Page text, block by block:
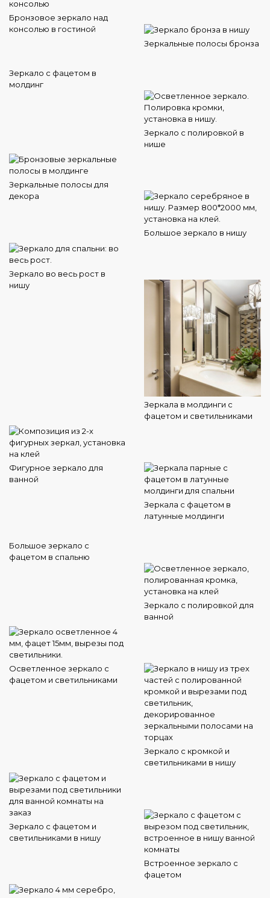
Бронзовое зеркало над
консолью в гостиной
Зеркальные полосы бронза
Зеркало с фацетом в
молдинг
Зеркало с полировкой в
нише
Зеркальные полосы для
декора
Большое зеркало в нишу
Зеркало во весь рост в
нишу
Зеркала в молдинги с
фацетом и светильниками
Фигурное зеркало для
ванной
Зеркала с фацетом в
латунные молдинги
Большое зеркало с
фацетом в спальню
Зеркало с полировкой для
ванной
Осветленное зеркало с
фацетом и светильниками
Зеркало с кромкой и
светильниками в нишу
Зеркало с фацетом и
светильниками в нишу
Встроенное зеркало с
фацетом